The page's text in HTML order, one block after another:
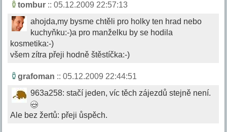
tombur :: 05.12.2009 22:57:13
ahojda,my bysme chtěli pro holky ten hrad nebo
kuchyňku:-)a pro manželku by se hodila
kosmetika:-)
všem zítra přeji hodně štěstíčka:-)
grafoman :: 05.12.2009 22:44:51
963a258: stačí jeden, víc těch zájezdů stejně není.
Ale bez žertů: přeji ůspěch.